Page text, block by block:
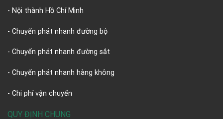
- Nội thành Hồ Chí Minh
- Chuyển phát nhanh đường bộ
- Chuyển phát nhanh đường sắt
- Chuyển phát nhanh hàng không
- Chi phí vận chuyển
QUY ĐỊNH CHUNG